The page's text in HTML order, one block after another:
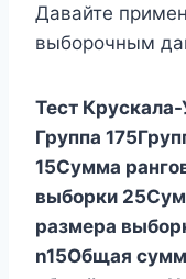
Давайте
выборочным
Тест Крускала-
Группа 175
15Сумма
выборки 25
размера
n15Общая